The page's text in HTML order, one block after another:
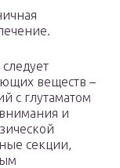
веществ –
с глутаматом
и
секции,